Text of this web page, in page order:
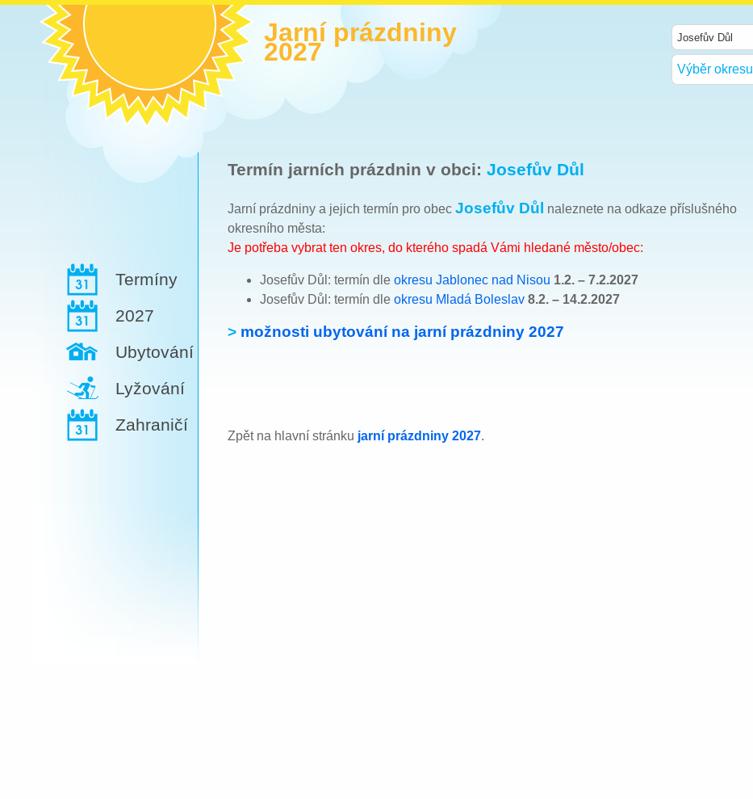
Jarní prázdniny
2027
Výběr okresu
Termíny
2027
Ubytování
Lyžování
Zahraničí
Termín jarních prázdnin v obci: Josefův Důl
Jarní prázdniny a jejich termín pro obec Josefův Důl
naleznete na odkaze příslušného
okresního města:
Je potřeba vybrat ten okres, do kterého spadá Vámi hledané město/obec:
Josefův Důl: termín dle okresu Jablonec nad Nisou 1.2. – 7.2.2027
Josefův Důl: termín dle okresu Mladá Boleslav 8.2. – 14.2.2027
> možnosti ubytování na jarní prázdniny 2027
Zpět na hlavní stránku jarní prázdniny 2027.